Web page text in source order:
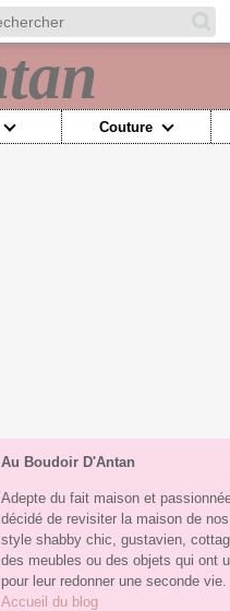
Couture
Au Boudoir D'Antan
Adepte du fait maison et
décidé de revisiter la maison de
style shabby chic, gustavien,
des meubles ou des objets qui ont
pour leur redonner une seconde vie.
Accueil du blog